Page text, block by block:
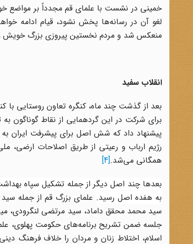
خمینى در نشست با علماى قم مجدداً بر مواضع
لغو آن در رسانه‌ها پخش نشود، قیام ادامه
منعکس شد و مردم نخستین پیروزى بزرگ
انقلاب سفید
برای شرکت در این گردهمایی از نقاط گوناگون
پیشنهاد داد که شش اصل برای پیشرفت ایران
رژیم ارباب و رعیتی از طریق اصلاحات ارضی،
همگانی می‌شد.[4]
بعدها چند اصل دیگر از جمله تشکیل سپاه
به هفده اصل رسید. علمای بزرگ قم از جمله
سید محمد محقق داماد، سید مرتضی لنگرودی،
جلسه ضمن تشریح برنامه‌های حکومت پهلوی، علما
اسلام، اختلاط زنان و مردان را خلاف فرهنگ